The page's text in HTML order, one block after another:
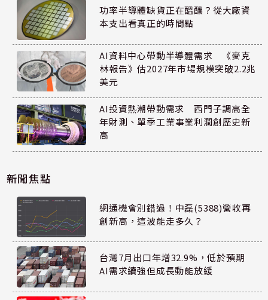
功率半導體缺貨正在醞釀？從大廠資
本支出看真正的時間點
AI資料中心帶動半導體需求 《麥克
林報告》估2027年市場規模突破2.2兆
美元
AI投資熱潮帶動需求 西門子調高全
年財測、單季工業事業利潤創歷史新
高
新聞焦點
網通機會別錯過！中磊(5388)營收再
創新高，這波能走多久？
台灣7月出口年增32.9%，低於預期
AI需求續強但成長動能放緩